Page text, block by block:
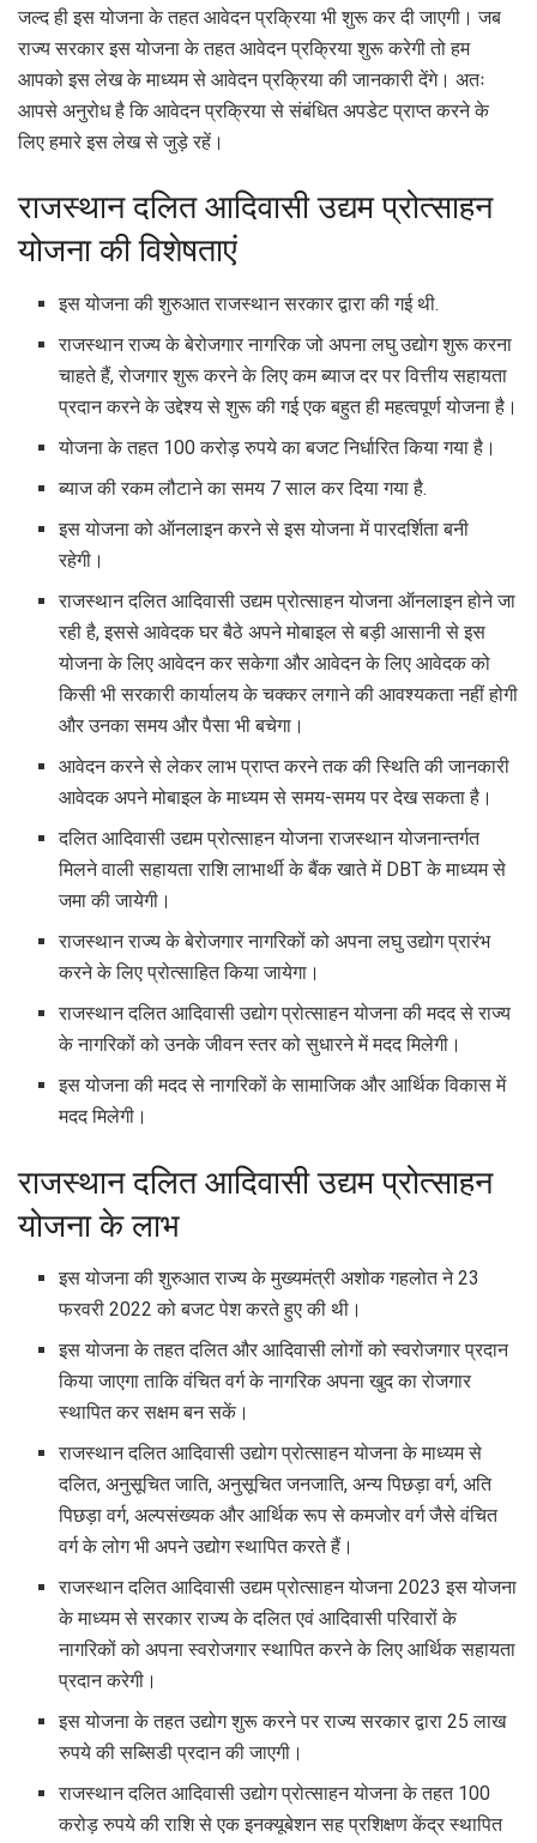
जल्द ही इस योजना के तहत आवेदन प्रक्रिया भी शुरू कर दी जाएगी। जब
राज्य सरकार इस योजना के तहत आवेदन प्रक्रिया शुरू करेगी तो हम
आपको इस लेख के माध्यम से आवेदन प्रक्रिया की जानकारी देंगे। अतः
आपसे अनुरोध है कि आवेदन प्रक्रिया से संबंधित अपडेट प्राप्त करने के
लिए हमारे इस लेख से जुड़े रहें।
राजस्थान दलित आदिवासी उद्यम प्रोत्साहन
योजना की विशेषताएं
इस योजना की शुरुआत राजस्थान सरकार द्वारा की गई थी.
राजस्थान राज्य के बेरोजगार नागरिक जो अपना लघु उद्योग शुरू करना
चाहते हैं, रोजगार शुरू करने के लिए कम ब्याज दर पर वित्तीय सहायता
प्रदान करने के उद्देश्य से शुरू की गई एक बहुत ही महत्वपूर्ण योजना है।
योजना के तहत 100 करोड़ रुपये का बजट निर्धारित किया गया है।
ब्याज की रकम लौटाने का समय 7 साल कर दिया गया है.
इस योजना को ऑनलाइन करने से इस योजना में पारदर्शिता बनी
रहेगी।
राजस्थान दलित आदिवासी उद्यम प्रोत्साहन योजना ऑनलाइन होने जा
रही है, इससे आवेदक घर बैठे अपने मोबाइल से बड़ी आसानी से इस
योजना के लिए आवेदन कर सकेगा और आवेदन के लिए आवेदक को
किसी भी सरकारी कार्यालय के चक्कर लगाने की आवश्यकता नहीं होगी
और उनका समय और पैसा भी बचेगा।
आवेदन करने से लेकर लाभ प्राप्त करने तक की स्थिति की जानकारी
आवेदक अपने मोबाइल के माध्यम से समय-समय पर देख सकता है।
दलित आदिवासी उद्यम प्रोत्साहन योजना राजस्थान योजनान्तर्गत
मिलने वाली सहायता राशि लाभार्थी के बैंक खाते में DBT के माध्यम से
जमा की जायेगी।
राजस्थान राज्य के बेरोजगार नागरिकों को अपना लघु उद्योग प्रारंभ
करने के लिए प्रोत्साहित किया जायेगा।
राजस्थान दलित आदिवासी उद्योग प्रोत्साहन योजना की मदद से राज्य
के नागरिकों को उनके जीवन स्तर को सुधारने में मदद मिलेगी।
इस योजना की मदद से नागरिकों के सामाजिक और आर्थिक विकास में
मदद मिलेगी।
राजस्थान दलित आदिवासी उद्यम प्रोत्साहन
योजना के लाभ
इस योजना की शुरुआत राज्य के मुख्यमंत्री अशोक गहलोत ने 23
फरवरी 2022 को बजट पेश करते हुए की थी।
इस योजना के तहत दलित और आदिवासी लोगों को स्वरोजगार प्रदान
किया जाएगा ताकि वंचित वर्ग के नागरिक अपना खुद का रोजगार
स्थापित कर सक्षम बन सकें।
राजस्थान दलित आदिवासी उद्योग प्रोत्साहन योजना के माध्यम से
दलित, अनुसूचित जाति, अनुसूचित जनजाति, अन्य पिछड़ा वर्ग, अति
पिछड़ा वर्ग, अल्पसंख्यक और आर्थिक रूप से कमजोर वर्ग जैसे वंचित
वर्ग के लोग भी अपने उद्योग स्थापित करते हैं।
राजस्थान दलित आदिवासी उद्यम प्रोत्साहन योजना 2023 इस योजना
के माध्यम से सरकार राज्य के दलित एवं आदिवासी परिवारों के
नागरिकों को अपना स्वरोजगार स्थापित करने के लिए आर्थिक सहायता
प्रदान करेगी।
इस योजना के तहत उद्योग शुरू करने पर राज्य सरकार द्वारा 25 लाख
रुपये की सब्सिडी प्रदान की जाएगी।
राजस्थान दलित आदिवासी उद्योग प्रोत्साहन योजना के तहत 100
करोड़ रुपये की राशि से एक इनक्यूबेशन सह प्रशिक्षण केंद्र स्थापित